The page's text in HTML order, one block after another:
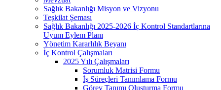
Sağlık Bakanlığı Misyon ve Vizyonu
Teşkilat Şeması
Sağlık Bakanlığı 2025-2026 İç Kontrol Standartlarına
Uyum Eylem Planı
Yönetim Kararlılık Beyanı
İç Kontrol Çalışmaları
2025 Yılı Çalışmaları
Sorumluk Matrisi Formu
İş Süreçleri Tanımlama Formu
Görev Tanımı Oluşturma Formu